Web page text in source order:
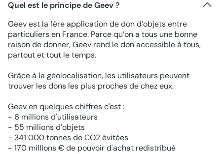
Quel est le principe de Geev ?
Geev est la 1ère application de don d’objets entre
particuliers en France. Parce qu’on a tous une bonne
raison de donner, Geev rend le don accessible à tous,
partout et tout le temps.
Grâce à la géolocalisation, les utilisateurs peuvent
trouver les dons les plus proches de chez eux.
Geev en quelques chiffres c'est :
- 6 millions d'utilisateurs
- 55 millions d’objets
- 341 000 tonnes de CO2 évitées
- 170 millions € de pouvoir d'achat redistribué